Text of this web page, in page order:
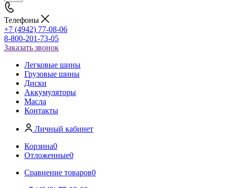
Телефоны
+7 (4942) 77-08-06
8-800-201-73-05
Заказать звонок
Легковые шины
Грузовые шины
Диски
Аккумуляторы
Масла
Контакты
Личный кабинет
Корзина0
Отложенные0
Сравнение товаров0